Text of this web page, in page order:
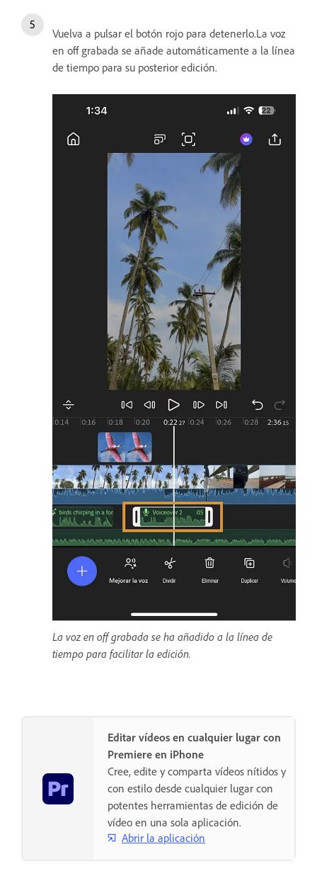
Vuelva a pulsar el botón rojo para detenerlo.La voz
en off grabada se añade automáticamente a la línea
de tiempo para su posterior edición.
La voz en off grabada se ha añadido a la línea de
tiempo para facilitar la edición.
Editar vídeos en cualquier lugar con
Premiere en iPhone
Cree, edite y comparta vídeos nítidos y
con estilo desde cualquier lugar con
potentes herramientas de edición de
vídeo en una sola aplicación.
Abrir la aplicación